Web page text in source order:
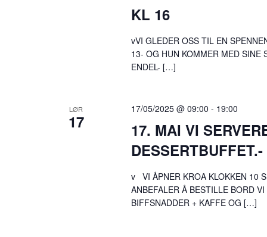
KL 16
vVI GLEDER OSS TIL EN
13- OG HUN KOMMER MED
ENDEL- […]
LØR
17
17/05/2025 @ 09:00 - 19:00
17. MAI VI
v VI ÅPNER KROA KLOKKEN 10
ANBEFALER Å BESTILLE BORD
BIFFSNADDER + KAFFE OG […]